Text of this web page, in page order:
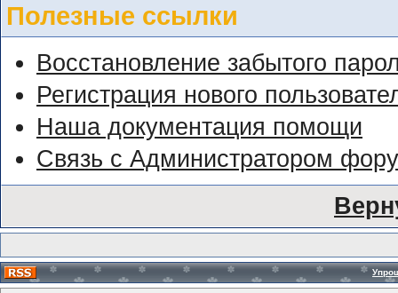
Полезные ссылки
Восстановление забытого
Регистрация нового
Наша документация помощи
Связь с Администратором